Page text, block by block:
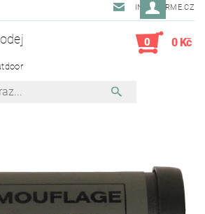
INFO@ARME.CZ
0 0 Kč